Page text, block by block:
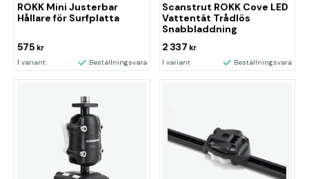
ROKK Mini Justerbar
Hållare för Surfplatta
575 kr
1 variant Beställningsvara
Scanstrut ROKK Cove LED
Vattentät Trådlös
Snabbladdning
2 337 kr
1 variant Beställningsvara